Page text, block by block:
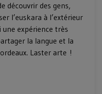
découvrir des gens,
l’euskara à l’extérieur
une expérience très
la langue et la
Laster arte !